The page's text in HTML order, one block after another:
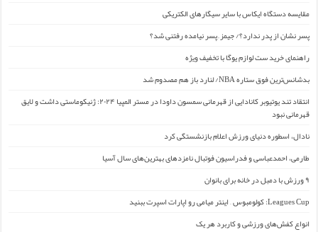
مقایسه دستگاه ایکاس با سایر سیگارهای الکتریکی
پسر نشان از پدر ندارد؟/ جیمز ِ پسر نیامده رفتنی شد؟
راهنمای خرید ست لوازم یوگا با تخفیف ویژه
بدشانس‌ترین فوق ستاره NBA/ لنارد باز هم مصدوم شد
انتقاد تند یوتیوبر کانادایی از قهرمانی سمسون داودا در مستر المپیا ۲۰۲۴: ژنیکوماستی داشت و لایق
قهرمانی نبود
نادال، اسطوره دنیای ورزش اعلام بازنشستگی کرد
طارمی، احمدعباسی و فدراسیون فوتبال نامزدهای بهترین‌های سال آسیا
۹ ورزش با دمبل در خانه برای بانوان
Leagues Cup: کولومبوس – اینتر میامی رو اپارات اسپرت ببنید
انواع کفش‌های ورزشی و کاربرد هر یک